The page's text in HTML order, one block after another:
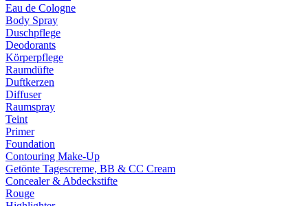
Eau de Cologne
Body Spray
Duschpflege
Deodorants
Körperpflege
Raumdüfte
Duftkerzen
Diffuser
Raumspray
Teint
Primer
Foundation
Contouring Make-Up
Getönte Tagescreme, BB & CC Cream
Concealer & Abdeckstifte
Rouge